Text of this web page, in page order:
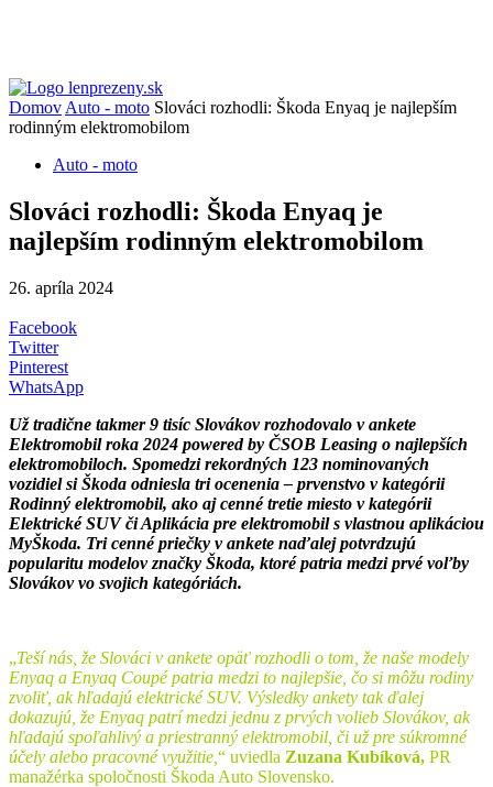
Domov Auto - moto Slováci rozhodli: Škoda Enyaq je najlepším
rodinným elektromobilom
Auto - moto
Slováci rozhodli: Škoda Enyaq je
najlepším rodinným elektromobilom
26. apríla 2024
Facebook
Twitter
Pinterest
WhatsApp
Už tradične takmer 9 tisíc Slovákov rozhodovalo v ankete
Elektromobil roka 2024 powered by ČSOB Leasing o najlepších
elektromobiloch. Spomedzi rekordných 123 nominovaných
vozidiel si Škoda odniesla tri ocenenia – prvenstvo v kategórii
Rodinný elektromobil, ako aj cenné tretie miesto v kategórii
Elektrické SUV či Aplikácia pre elektromobil s vlastnou aplikáciou
MyŠkoda. Tri cenné priečky v ankete naďalej potvrdzujú
popularitu modelov značky Škoda, ktoré patria medzi prvé voľby
Slovákov vo svojich kategóriách.
„Teší nás, že Slováci v ankete opäť rozhodli o tom, že naše modely
Enyaq a Enyaq Coupé patria medzi to najlepšie, čo si môžu rodiny
zvoliť, ak hľadajú elektrické SUV. Výsledky ankety tak ďalej
dokazujú, že Enyaq patrí medzi jednu z prvých volieb Slovákov, ak
hľadajú spoľahlivý a priestranný elektromobil, či už pre súkromné
účely alebo pracovné využitie, “ uviedla Zuzana Kubíková, PR
manažérka spoločnosti Škoda Auto Slovensko.